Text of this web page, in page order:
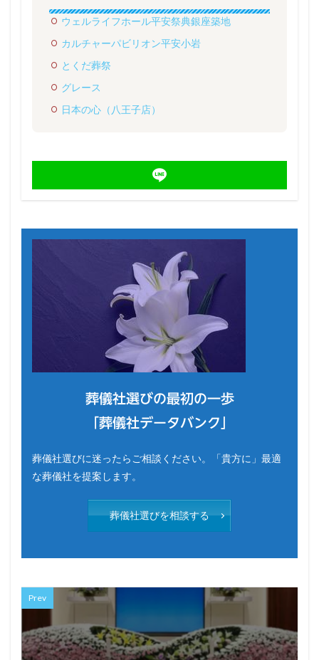
ウェルライフホール平安祭典銀座築地
カルチャーパビリオン平安小岩
とくだ葬祭
グレース
日本の心（八王子店）
葬儀社選びの最初の一歩
「葬儀社データバンク」
葬儀社選びに迷ったらご相談ください。「貴方に」最適
な葬儀社を提案します。
葬儀社選びを相談する
Prev